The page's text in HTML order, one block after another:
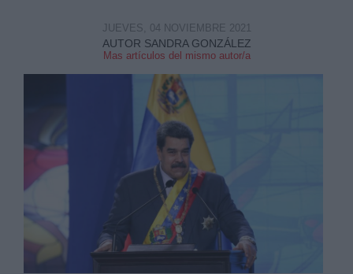
AUTOR SANDRA GONZÁLEZ
Mas artículos del mismo autor/a
JUEVES, 04 NOVIEMBRE 2021